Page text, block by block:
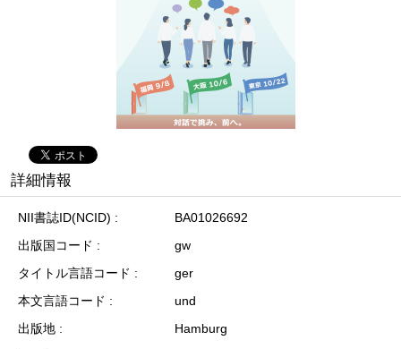
詳細情報
NII書誌ID(NCID)
BA01026692
出版国コード
gw
タイトル言語コード
ger
本文言語コード
und
出版地
Hamburg